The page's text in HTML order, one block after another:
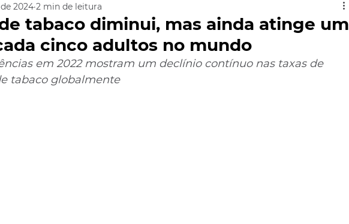
tabaco diminui, mas ainda atinge um
cinco adultos no mundo
2024 2 min de leitura
em 2022 mostram um declínio contínuo nas taxas de
tabaco globalmente